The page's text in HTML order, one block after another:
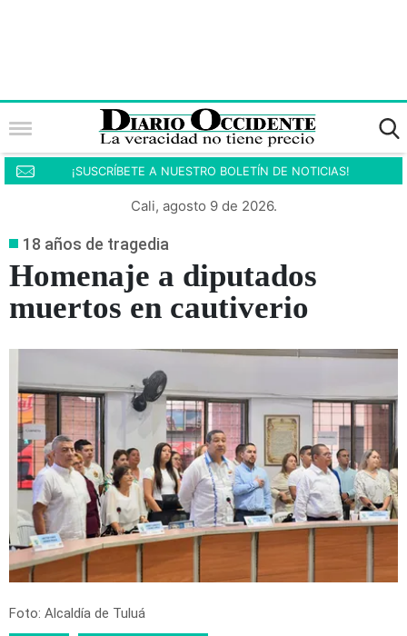
¡SUSCRÍBETE A NUESTRO BOLETÍN DE NOTICIAS!
Cali, agosto 9 de 2026.
18 años de tragedia
Homenaje a diputados
muertos en cautiverio
Foto: Alcaldía de Tuluá